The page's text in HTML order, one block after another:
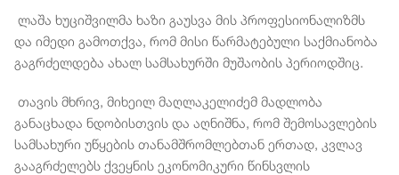
ლაშა ხუციშვილმა ხაზი გაუსვა მის პროფესიონალიზმს
და იმედი გამოთქვა, რომ მისი წარმატებული საქმიანობა
გაგრძელდება ახალ სამსახურში მუშაობის პერიოდშიც.
თავის მხრივ, მიხეილ მაღლაკელიძემ მადლობა
განაცხადა ნდობისთვის და აღნიშნა, რომ შემოსავლების
სამსახური უწყების თანამშრომლებთან ერთად, კვლავ
გააგრძელებს ქვეყნის ეკონომიკური წინსვლის